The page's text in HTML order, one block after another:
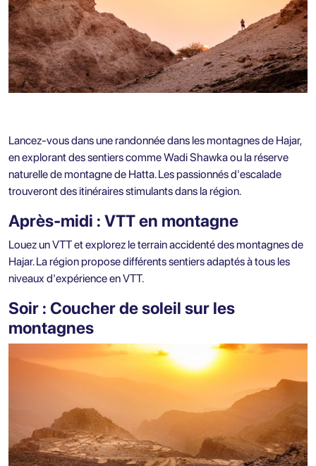
Lancez-vous dans une randonnée dans les montagnes de Hajar,
en explorant des sentiers comme Wadi Shawka ou la réserve
naturelle de montagne de Hatta. Les passionnés d'escalade
trouveront des itinéraires stimulants dans la région.
Après-midi : VTT en montagne
Louez un VTT et explorez le terrain accidenté des montagnes de
Hajar. La région propose différents sentiers adaptés à tous les
niveaux d'expérience en VTT.
Soir : Coucher de soleil sur les
montagnes